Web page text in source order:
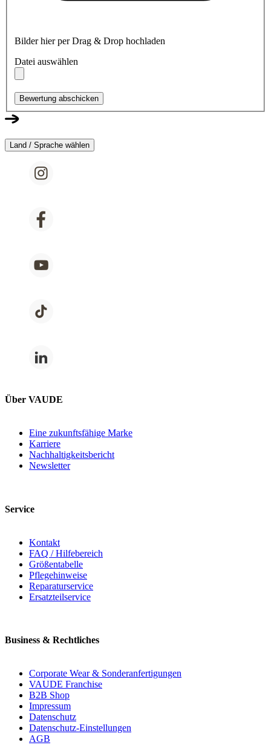
Bilder hier per Drag & Drop hochladen
Datei auswählen
Bewertung abschicken
Land / Sprache wählen
Über VAUDE
Eine zukunftsfähige Marke
Karriere
Nachhaltigkeitsbericht
Newsletter
Service
Kontakt
FAQ / Hilfebereich
Größentabelle
Pflegehinweise
Reparaturservice
Ersatzteilservice
Business & Rechtliches
Corporate Wear & Sonderanfertigungen
VAUDE Franchise
B2B Shop
Impressum
Datenschutz
Datenschutz-Einstellungen
AGB